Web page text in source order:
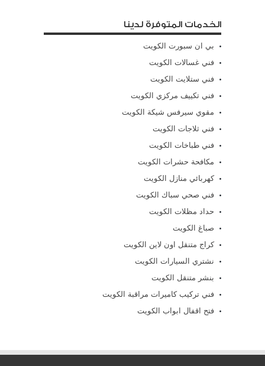
الخدمات المتوفرة لدينا
بي ان سبورت الكويت
فني غسالات الكويت
فني ستلايت الكويت
فني تكييف مركزي الكويت
مقوي سيرفس شيكة الكويت
فني ثلاجات الكويت
فني طباخات الكويت
مكافحة حشرات الكويت
كهربائي منازل الكويت
فني صحي سباك الكويت
حداد مظلات الكويت
صباغ الكويت
كراج متنقل اون لاين الكويت
نشتري السيارات الكويت
بنشر متنقل الكويت
فني تركيب كاميرات مراقبة الكويت
فتح اقفال ابواب الكويت